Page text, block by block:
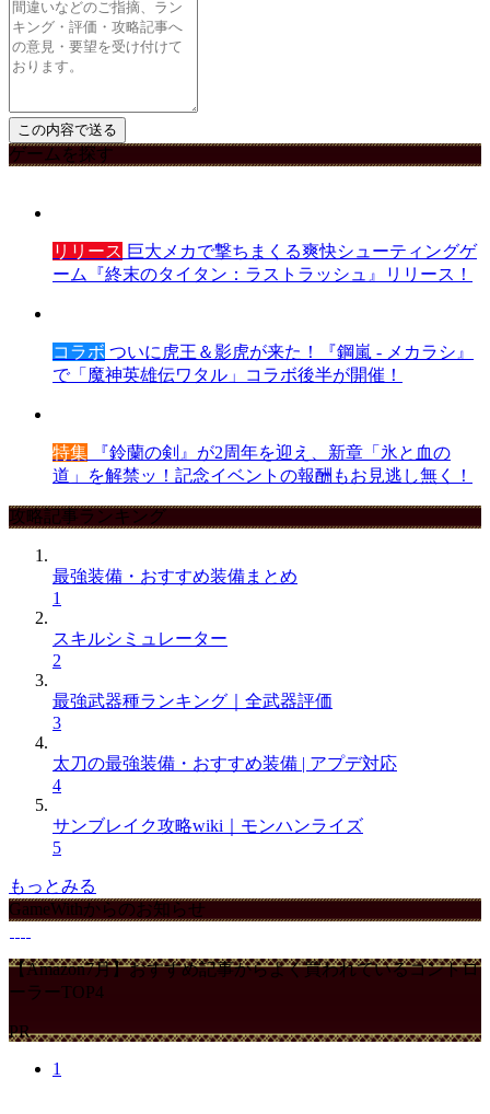
ゲームを探す
リリース 巨大メカで撃ちまくる爽快シューティングゲ
ーム『終末のタイタン：ラストラッシュ』リリース！
コラボ ついに虎王＆影虎が来た！『鋼嵐 - メカラシ』
で「魔神英雄伝ワタル」コラボ後半が開催！
特集 『鈴蘭の剣』が2周年を迎え、新章「氷と血の
道」を解禁ッ！記念イベントの報酬もお見逃し無く！
攻略記事ランキング
最強装備・おすすめ装備まとめ
1
スキルシミュレーター
2
最強武器種ランキング｜全武器評価
3
太刀の最強装備・おすすめ装備 | アプデ対応
4
サンブレイク攻略wiki｜モンハンライズ
5
もっとみる
GameWithからのお知らせ
【Amazon7月】おすすめ記事からよく買われているコントロ
ーラーTOP4
PR
1